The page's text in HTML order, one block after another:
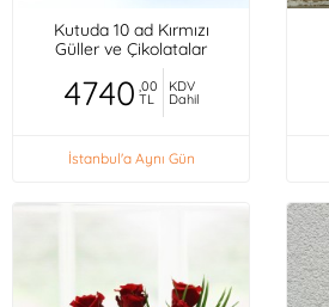
Kutuda 10 ad Kırmızı
Güller ve Çikolatalar
4740 ,00
TL
KDV
Dahil
İstanbul'a Aynı Gün